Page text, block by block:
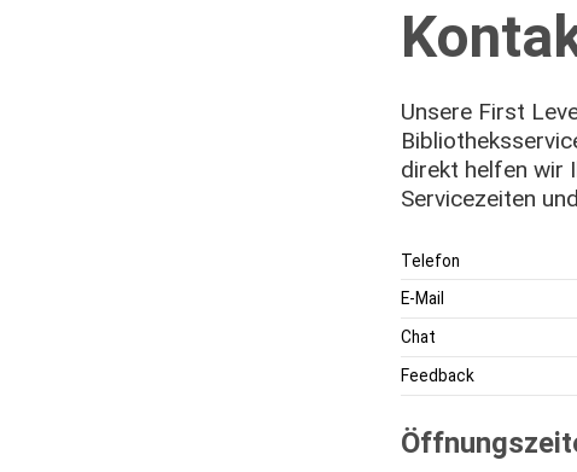
Unsere First
direkt helfen wir
Servicezeiten
Telefon
E-Mail
Chat
Feedback